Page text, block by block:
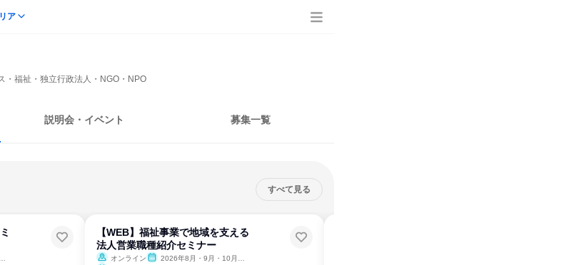
ア
・福祉・独立行政法人・NGO・NPO
説明会・イベント 募集一覧
すべて見る
【WEB】福祉事業で地域を支える
法人営業職種紹介セミナー
オンライン
2026年8月・9月・10月・11月・12月、2027年1月・2月